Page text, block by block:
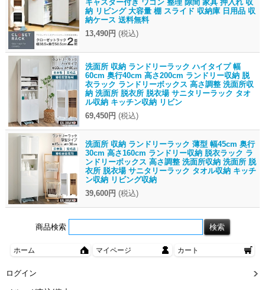
キャスター付き ワゴン 整理 隙間 家具 押入れ 収
納 リビング 大容量 棚 スライド 収納庫 日用品 収
納ケース 送料無料
13,490円 (税込)
洗面所 収納 ランドリーラック ハイタイプ 幅
60cm 奥行40cm 高さ200cm ランドリー収納 脱
衣ラック ランドリーボックス 高さ調整 洗面所収
納 洗面所 脱衣所 脱衣場 サニタリーラック タオ
ル収納 キッチン収納 リビン
69,450円 (税込)
洗面所 収納 ランドリーラック 薄型 幅45cm 奥行
30cm 高さ160cm ランドリー収納 脱衣ラック ラ
ンドリーボックス 高さ調整 洗面所収納 洗面所 脱
衣所 脱衣場 サニタリーラック タオル収納 キッチ
ン収納 リビング収納
39,600円 (税込)
商品検索
ホーム マイページ カート
ログイン